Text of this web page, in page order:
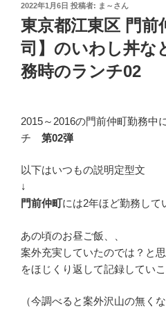
投
稿
日:
2022年1月6日 投稿者: ま～さん
東京都江東区 門前
司】のいわし丼な
務時のランチ02
2015～2016の門前仲町勤務中
チ 第02弾
以下はいつもの説明定型文
↓
門前仲町には2年ほど勤務して
あの頃のお昼ご飯、、
案外充実していたのでは？と
をほじくり返して記録してい
（今調べると案外沢山の無く